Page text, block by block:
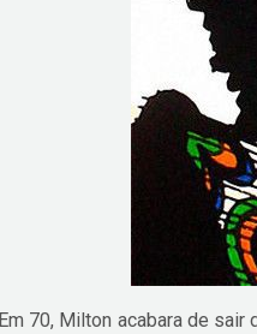
Em 70, Milton acabara de